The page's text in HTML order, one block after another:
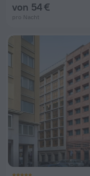
von 54 €
pro Nacht